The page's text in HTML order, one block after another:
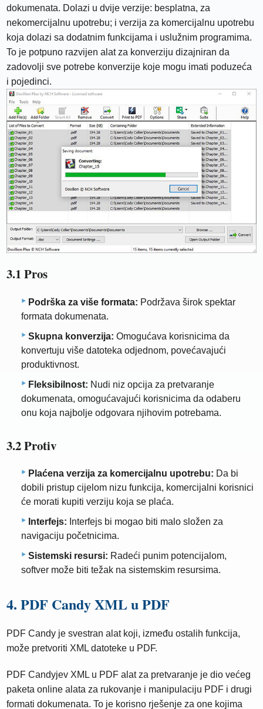
dokumenata. Dolazi u dvije verzije: besplatna, za
nekomercijalnu upotrebu; i verzija za komercijalnu upotrebu
koja dolazi sa dodatnim funkcijama i uslužnim programima.
To je potpuno razvijen alat za konverziju dizajniran da
zadovolji sve potrebe konverzije koje mogu imati poduzeća
i pojedinci.
3.1 Pros
Podrška za više formata: Podržava širok spektar
formata dokumenata.
Skupna konverzija: Omogućava korisnicima da
konvertuju više datoteka odjednom, povećavajući
produktivnost.
Fleksibilnost: Nudi niz opcija za pretvaranje
dokumenata, omogućavajući korisnicima da odaberu
onu koja najbolje odgovara njihovim potrebama.
3.2 Protiv
Plaćena verzija za komercijalnu upotrebu: Da bi
dobili pristup cijelom nizu funkcija, komercijalni korisnici
će morati kupiti verziju koja se plaća.
Interfejs: Interfejs bi mogao biti malo složen za
navigaciju početnicima.
Sistemski resursi: Radeći punim potencijalom,
softver može biti težak na sistemskim resursima.
4. PDF Candy XML u PDF
PDF Candy je svestran alat koji, između ostalih funkcija,
može pretvoriti XML datoteke u PDF.
PDF Candyjev XML u PDF alat za pretvaranje je dio većeg
paketa online alata za rukovanje i manipulaciju PDF i drugi
formati dokumenata. To je korisno rješenje za one kojima